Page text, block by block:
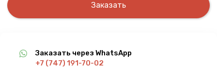
Заказать
Заказать через WhatsApp
+7 (747) 191-70-02